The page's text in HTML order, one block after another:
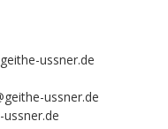
ussner.de
ussner.de